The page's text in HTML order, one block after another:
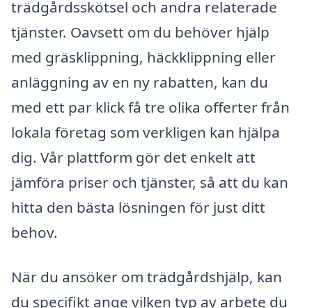
trädgårdsskötsel och andra relaterade
tjänster. Oavsett om du behöver hjälp
med gräsklippning, häckklippning eller
anläggning av en ny rabatten, kan du
med ett par klick få tre olika offerter från
lokala företag som verkligen kan hjälpa
dig. Vår plattform gör det enkelt att
jämföra priser och tjänster, så att du kan
hitta den bästa lösningen för just ditt
behov.
När du ansöker om trädgårdshjälp, kan
du specifikt ange vilken typ av arbete du